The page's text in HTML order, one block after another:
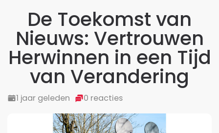
De Toekomst van
Nieuws: Vertrouwen
Herwinnen in een Tijd
van Verandering
1 jaar geleden 0 reacties